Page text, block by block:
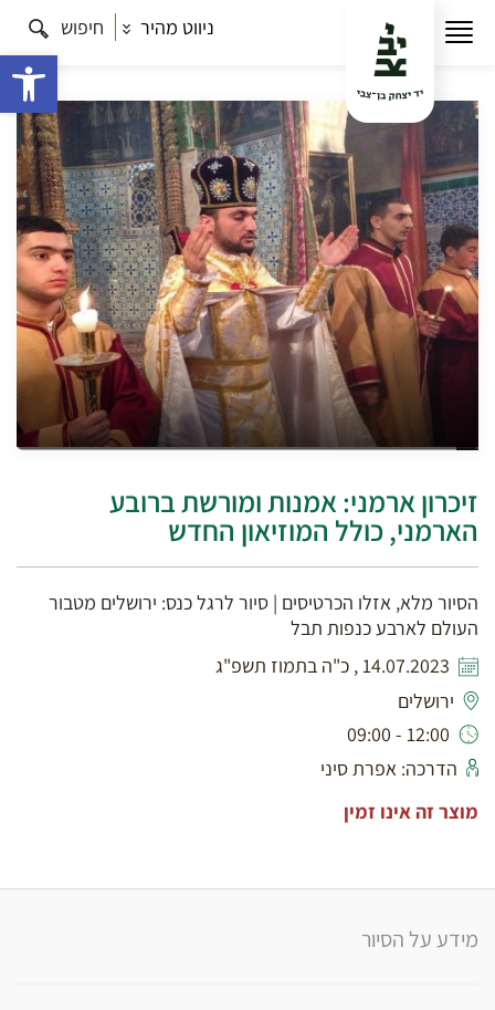
ניווט מהיר חיפוש
זיכרון ארמני: אמנות ומורשת ברובע
זיכרון ארמני: אמנות ומורשת ברובע
הארמני, כולל המוזיאון החדש
הסיור מלא, אזלו הכרטיסים | סיור לרגל כנס: ירושלים מטבור
העולם לארבע כנפות תבל
14.07.2023 , כ"ה בתמוז תשפ"ג
ירושלים
12:00 - 09:00
הדרכה: אפרת סיני
מוצר זה אינו זמין
מידע על הסיור